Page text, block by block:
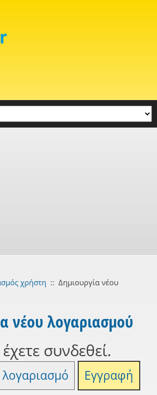
χρήστη :: Δημιουργία νέου
νέου λογαριασμού
συνδεθεί.
Εγγραφή